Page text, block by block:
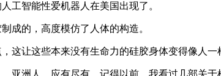
工智能性爱机器人在美国出现了。
成的，高度模仿了人体的构造。
这让这些本来没有生命力的硅胶身体变得像人
亚洲人…应有尽有。记得以前，我看过几部关于